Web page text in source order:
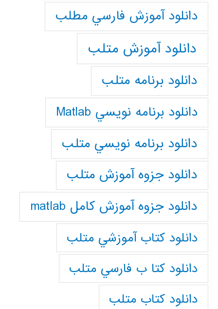
دانلود آموزش فارسي مطلب
دانلود آموزش متلب
دانلود برنامه متلب
دانلود برنامه نويسي Matlab
دانلود برنامه نويسي متلب
دانلود جزوه آموزش متلب
دانلود جزوه آموزش کامل matlab
دانلود كتاب آموزشي متلب
دانلود كتا ب فارسي متلب
دانلود كتاب متلب